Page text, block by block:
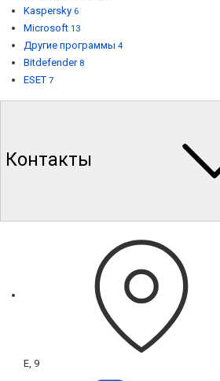
Kaspersky 6
Microsoft 13
Другие программы 4
Bitdefender 8
ESET 7
Контакты
Е, 9